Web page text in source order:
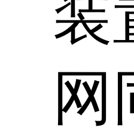
装
网